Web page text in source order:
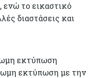
ενώ το εικαστικό
διαστάσεις και
εκτύπωση
εκτύπωση με την